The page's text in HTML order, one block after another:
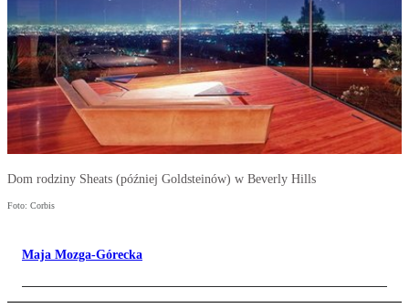
Dom rodziny Sheats (później Goldsteinów) w Beverly Hills
Foto: Corbis
Maja Mozga-Górecka